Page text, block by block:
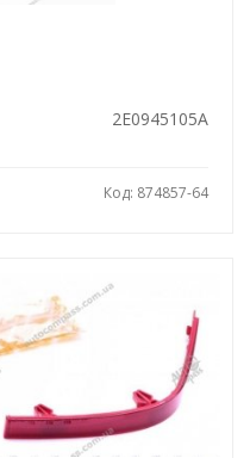
2E0945105A
Код: 874857-64